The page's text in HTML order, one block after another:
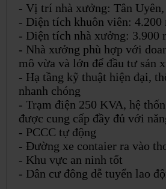
- Vị trí nhà xưởng: Tân
- Diện tích khuôn viên: 4.200
- Diện tích nhà xưởng: 3.900
- Nhà xưởng phù hợp với
mô vừa và lớn để đầu tư sản
- Hạ tầng kỹ thuật hiện đại,
nhanh chóng
- Trạm điện 250 KVA, hệ
được cung cấp đầy đủ với
- PCCC tự động
- Đường xe contaier ra vào
- Khu vực an ninh tốt
- Dân cư đông dễ tuyển lao